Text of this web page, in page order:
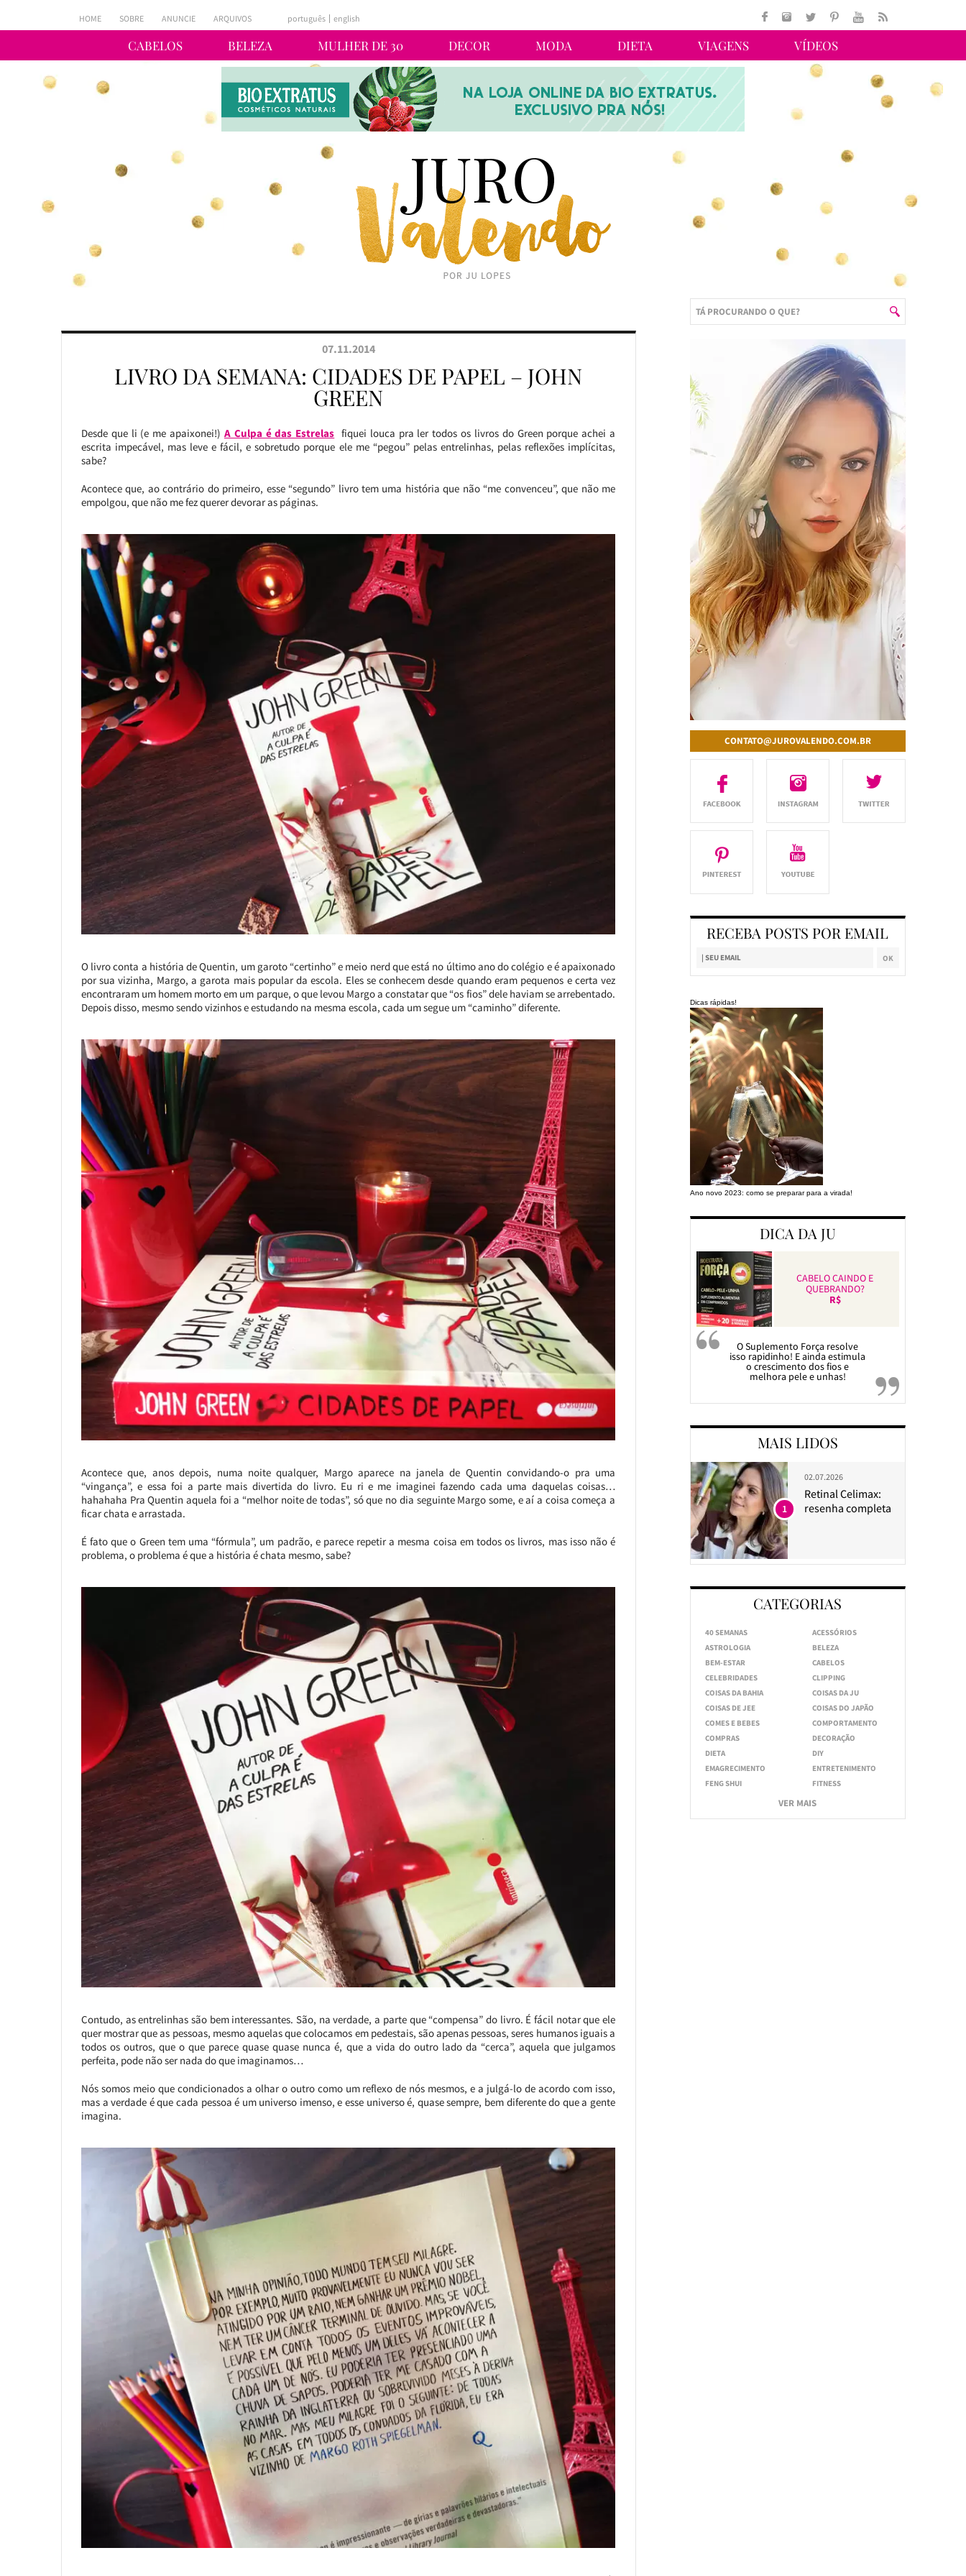
CABELOS BELEZA MULHER DE 30 DECOR MODA DIETA VIAGENS VÍDEOS
HOME SOBRE ANUNCIE ARQUIVOS português english
07.11.2014
LIVRO DA SEMANA: CIDADES DE PAPEL – JOHN
GREEN
Desde que li (e me apaixonei!) A Culpa é das Estrelas fiquei louca pra ler todos os livros do Green porque achei a
escrita impecável, mas leve e fácil, e sobretudo porque ele me “pegou” pelas entrelinhas, pelas reflexões implícitas,
sabe?
Acontece que, ao contrário do primeiro, esse “segundo” livro tem uma história que não “me convenceu”, que não me
empolgou, que não me fez querer devorar as páginas.
O livro conta a história de Quentin, um garoto “certinho” e meio nerd que está no último ano do colégio e é apaixonado
por sua vizinha, Margo, a garota mais popular da escola. Eles se conhecem desde quando eram pequenos e certa vez
encontraram um homem morto em um parque, o que levou Margo a constatar que “os fios” dele haviam se arrebentado.
Depois disso, mesmo sendo vizinhos e estudando na mesma escola, cada um segue um “caminho” diferente.
Acontece que, anos depois, numa noite qualquer, Margo aparece na janela de Quentin convidando-o pra uma
“vingança”, e essa foi a parte mais divertida do livro. Eu ri e me imaginei fazendo cada uma daquelas coisas…
hahahaha Pra Quentin aquela foi a “melhor noite de todas”, só que no dia seguinte Margo some, e aí a coisa começa a
ficar chata e arrastada.
É fato que o Green tem uma “fórmula”, um padrão, e parece repetir a mesma coisa em todos os livros, mas isso não é
problema, o problema é que a história é chata mesmo, sabe?
Contudo, as entrelinhas são bem interessantes. São, na verdade, a parte que “compensa” do livro. É fácil notar que ele
quer mostrar que as pessoas, mesmo aquelas que colocamos em pedestais, são apenas pessoas, seres humanos iguais a
todos os outros, que o que parece quase quase nunca é, que a vida do outro lado da “cerca”, aquela que julgamos
perfeita, pode não ser nada do que imaginamos…
Nós somos meio que condicionados a olhar o outro como um reflexo de nós mesmos, e a julgá-lo de acordo com isso,
mas a verdade é que cada pessoa é um universo imenso, e esse universo é, quase sempre, bem diferente do que a gente
imagina.
CONTATO@JUROVALENDO.COM.BR
RECEBA POSTS POR EMAIL
Dicas rápidas!
Ano novo 2023: como se preparar para a virada!
DICA DA JU
CABELO CAINDO E
QUEBRANDO?
R$
O Suplemento Força resolve
isso rapidinho! E ainda estimula
o crescimento dos fios e
melhora pele e unhas!
MAIS LIDOS
02.07.2026
Retinal Celimax:
resenha completa
1
CATEGORIAS
40 SEMANAS
ACESSÓRIOS
ASTROLOGIA
BELEZA
BEM-ESTAR
CABELOS
CELEBRIDADES
CLIPPING
COISAS DA BAHIA
COISAS DA JU
COISAS DE JEE
COISAS DO JAPÃO
COMES E BEBES
COMPORTAMENTO
COMPRAS
DECORAÇÃO
DIETA
DIY
EMAGRECIMENTO
ENTRETENIMENTO
FENG SHUI
FITNESS
VER MAIS